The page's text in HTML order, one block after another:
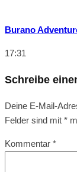
Burano
17:31
Schreibe
Deine E-Mail-
Felder sind mit *
Kommentar *